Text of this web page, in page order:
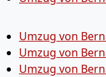
Umzug von
Umzug von
Umzug von